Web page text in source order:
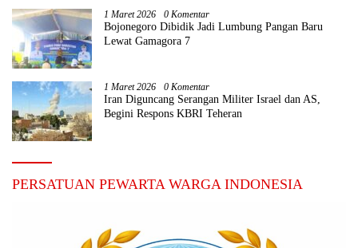
1 Maret 2026 0 Komentar
Bojonegoro Dibidik Jadi Lumbung Pangan Baru
Lewat Gamagora 7
1 Maret 2026 0 Komentar
Iran Diguncang Serangan Militer Israel dan AS,
Begini Respons KBRI Teheran
PERSATUAN PEWARTA WARGA INDONESIA